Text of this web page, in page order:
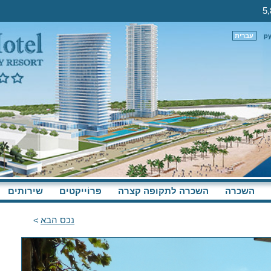
עברית
השכרה השכרה לתקופה קצרה פּרוֹייקטים שירותים
נכס הבא